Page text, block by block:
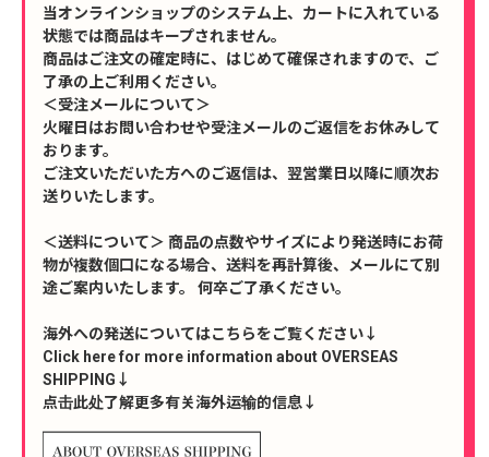
当オンラインショップのシステム上、カートに入れている
状態では商品はキープされません。
商品はご注文の確定時に、はじめて確保されますので、ご
了承の上ご利用ください。
＜受注メールについて＞
火曜日はお問い合わせや受注メールのご返信をお休みして
おります。
ご注文いただいた方へのご返信は、翌営業日以降に順次お
送りいたします。
＜送料について＞ 商品の点数やサイズにより発送時にお荷
物が複数個口になる場合、送料を再計算後、メールにて別
途ご案内いたします。 何卒ご了承ください。
海外への発送についてはこちらをご覧ください↓
Click here for more information about OVERSEAS
SHIPPING↓
点击此处了解更多有关海外运输的信息↓